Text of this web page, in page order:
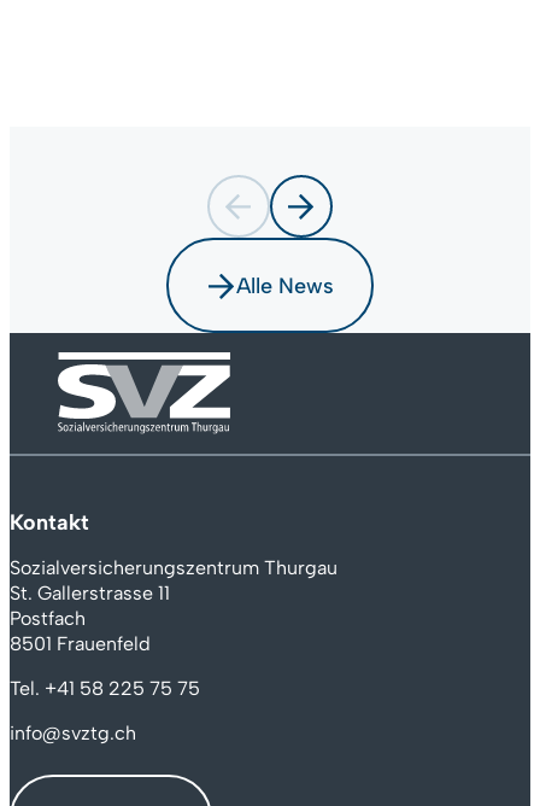
Alle News
Kontakt
Sozialversicherungszentrum Thurgau
St. Gallerstrasse 11
Postfach
8501 Frauenfeld
Tel. +41 58 225 75 75
info@svztg.ch